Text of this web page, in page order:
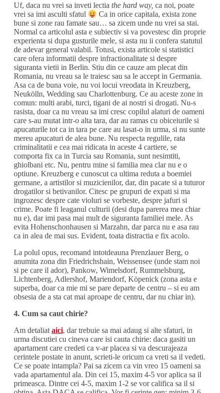
Uf, daca nu vrei sa inveti lectia the hard way, ca noi, poate
vrei sa imi asculti sfatul
Ca in orice capitala, exista zone
bune si zone rau famate sau… sa zicem unde nu vrei sa stai.
Normal ca articolul asta e subiectiv si va povestesc din proprie
experienta si dupa gusturile mele, si asta nu ii confera statutul
de adevar general valabil. Totusi, exista articole si statistici
care ofera informatii despre infractionalitate si despre
siguranta vietii in Berlin. Stiu din ce cauze am plecat din
Romania, nu vreau sa le traiesc sau sa le accept in Germania.
Asa ca de buna voie, nu voi locui vreodata in Kreuzberg,
Neukölln, Wedding sau Charlottenburg. Ce au aceste zone in
comun: multi arabi, turci, tigani de ai nostri si drogati. Nu-s
rasista, doar ca nu vreau sa imi cresc copilul alaturi de oameni
care s-au mutat intr-o alta tara, dar au ramas cu obiceiurile si
apucaturile tot ca in tara pe care au lasat-o in urma, si nu sunte
mereu apucaturi de alea bune. Nu respecta regulile, rata
criminalitatii e cea mai ridicata in aceste 4 cartiere, se
comporta fix ca in Turcia sau Romania, sunt nesimtiti,
ghiolbani etc. Nu, pentru mine si familia mea clar nu e o
optiune. Kreuzberg e cunoscut ca ultima reduta a boemiei
germane, a artistilor si muzicienilor, dar, din pacate si a tuturor
drogatilor si betivanilor. Citesc pe grupuri de expati si ma
ingrozesc despre cate violuri se vorbeste, despre jafuri si
crime. Poate fi leaganul culturii (desi dupa parerea mea chiar
nu e), dar imi pasa mai mult de siguranta familiei mele. As
evita Hohenschonhausen si Marzahn, dar parca nu e asa rau
ca in alea de mai sus. Evident, toata distractia e fix acolo.
La polul opus, recomand intotdeauna Prenzlauer Berg, o
anumita zona din Friedrichshain, Weissensee (unde stam noi
si pe care il ador), Pankow, Wimelsdorf, Rummelsburg,
Lichtenberg, Adlershof, Mariendorf, Köpenick (zona asta e
superba, doar ca mie mi se pare departe de centru – si eu am
obsesia de a sta cat mai aproape de centru, dar nu chiar in).
4. Cum sa caut chirie?
Am detaliat aici, dar trebuie sa mai adaug si alte sfaturi, in
urma discutiei cu cineva care isi cauta chirie: daca gasiti un
apartament care credeti ca v-ar placea si va descurajeaza
cerintele postate in anunt, scrieti-le oricum ca vreti sa il vedeti.
Ce se poate intampla? Pai sa zicem ca vin vreo 15 oameni sa
vada apartamentul ala. Din cei 15, maxim 4-5 vor aplica sa il
primeasca. Dintre cei 4-5, maxim 1-2 se vor califica sa il si